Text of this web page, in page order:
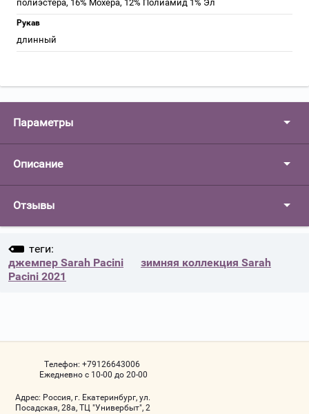
полиэстера, 16% Мохера, 12% Полиамид 1% Эл
Рукав
длинный
Параметры
Описание
Отзывы
теги:
джемпер Sarah Pacini
зимняя коллекция Sarah
Pacini 2021
Телефон: +79126643006
Ежедневно с 10-00 до 20-00
Адрес: Россия, г. Екатеринбург, ул.
Посадская, 28а, ТЦ "Универбыт", 2